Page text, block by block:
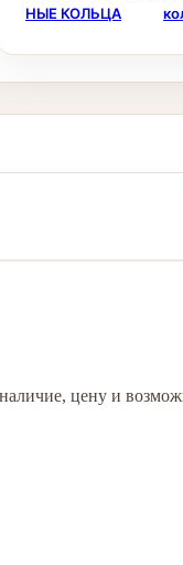
НЫЕ КОЛЬЦА
цену и